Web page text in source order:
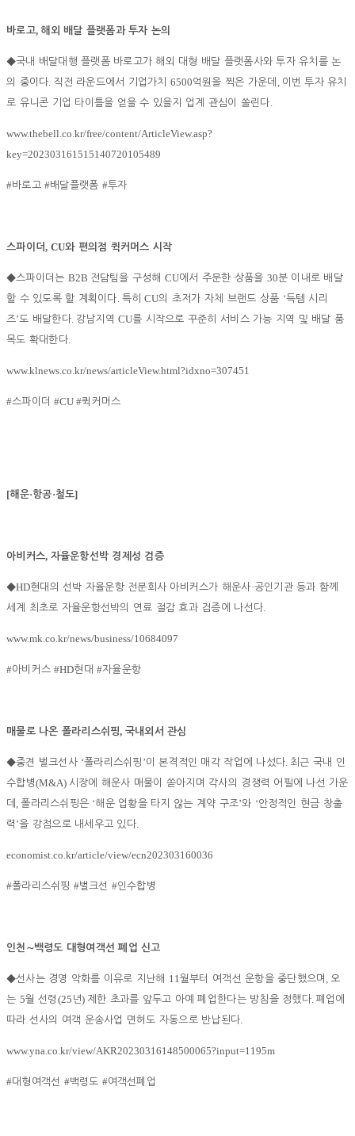
바로고,해외 배달 플랫폼과 투자 논의
◆국내 배달대행 플랫폼 바로고가 해외 대형 배달 플랫폼사와 투자 유치를 논
의 중이다. 직전 라운드에서 기업가치 6500억원을 찍은 가운데 , 이번 투자 유치
로 유니콘 기업 타이틀을 얻을 수 있을지 업계 관심이 쏠린다.
www.thebell.co.kr/free/content/ArticleView.asp?
key=202303161515140720105489
#바로고#배달플랫폼 #투자
스파이더, CU와 편의점 퀵커머스 시작
◆스파이더는 B2B 전담팀을 구성해 CU에서 주문한 상품을 30분 이내로 배달
할 수 있도록 할 계획이다. 특히CU의 초저가 자체 브랜드 상품 ‘득템 시리
즈’도 배달한다. 강남지역CU를 시작으로 꾸준히 서비스 가능 지역 및 배달 품
목도 확대한다.
www.klnews.co.kr/news/articleView.html?idxno=307451
#스파이더#CU #퀵커머스
[해운·항공·철도]
아비커스, 자율운항선박 경제성 검증
◆HD현대의 선박 자율운항 전문회사 아비커스가 해운사·공인기관 등과 함께
세계 최초로 자율운항선박의 연료 절감 효과 검증에 나선다.
www.mk.co.kr/news/business/10684097
#아비커스#HD현대#자율운항
매물로 나온 폴라리스쉬핑, 국내외서 관심
◆중견 벌크선사 ‘폴라리스쉬핑 ’이 본격적인 매각 작업에 나섰다. 최근 국내 인
수합병(M&A) 시장에 해운사 매물이 쏟아지며 각사의 경쟁력 어필에 나선 가운
데 ,폴라리스쉬핑은 ‘해운 업황을 타지 않는 계약 구조’와 ‘안정적인 현금 창출
력 ’을 강점으로 내세우고 있다.
economist.co.kr/article/view/ecn202303160036
#폴라리스쉬핑 #벌크선 #인수합병
인천 ∼백령도 대형여객선 폐업 신고
◆선사는 경영 악화를 이유로 지난해 11월부터 여객선 운항을 중단했으며 ,오
는 5월 선령 (25 년) 제한 초과를 앞두고 아예 폐업한다는 방침을 정했다. 폐업에
따라 선사의 여객 운송사업 면허도 자동으로 반납된다.
www.yna.co.kr/view/AKR20230316148500065?input=1195m
#대형여객선 #백령도 #여객선폐업